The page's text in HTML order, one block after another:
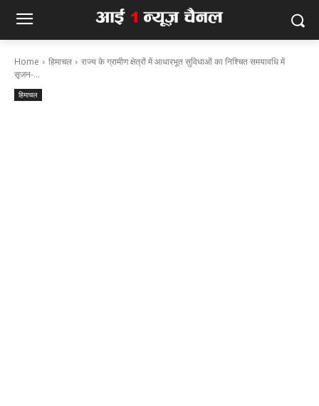
Home हिमाचल
राज्य के ग्रामीण क्षेत्रों में आधारभूत सुविधाओं का निश्चित समयावधि में
सृजन-...
हिमाचल